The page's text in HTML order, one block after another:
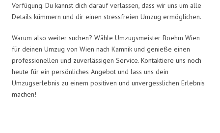
Verfügung. Du kannst dich darauf verlassen, dass wir uns um alle
Details kümmern und dir einen stressfreien Umzug ermöglichen.
Warum also weiter suchen? Wähle Umzugsmeister Boehm Wien
für deinen Umzug von Wien nach Kamnik und genieße einen
professionellen und zuverlässigen Service. Kontaktiere uns noch
heute für ein persönliches Angebot und lass uns dein
Umzugserlebnis zu einem positiven und unvergesslichen Erlebnis
machen!